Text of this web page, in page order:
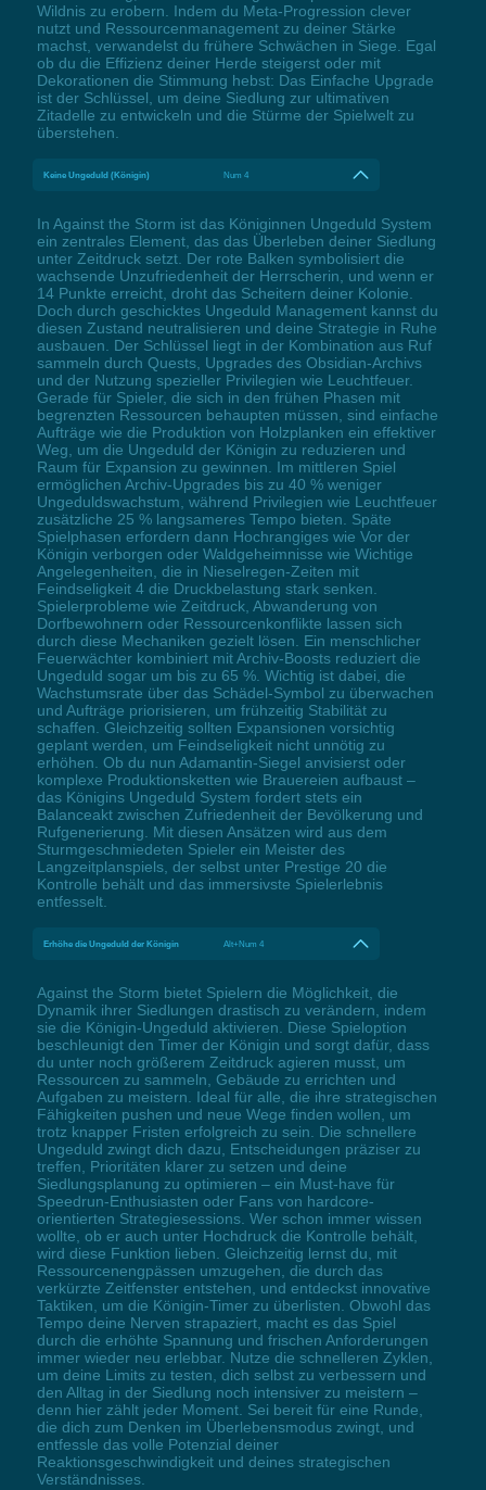
Wildnis zu erobern. Indem du Meta-Progression clever
nutzt und Ressourcenmanagement zu deiner Stärke
machst, verwandelst du frühere Schwächen in Siege. Egal
ob du die Effizienz deiner Herde steigerst oder mit
Dekorationen die Stimmung hebst: Das Einfache Upgrade
ist der Schlüssel, um deine Siedlung zur ultimativen
Zitadelle zu entwickeln und die Stürme der Spielwelt zu
überstehen.
Keine Ungeduld (Königin) Num 4
In Against the Storm ist das Königinnen Ungeduld System
ein zentrales Element, das das Überleben deiner Siedlung
unter Zeitdruck setzt. Der rote Balken symbolisiert die
wachsende Unzufriedenheit der Herrscherin, und wenn er
14 Punkte erreicht, droht das Scheitern deiner Kolonie.
Doch durch geschicktes Ungeduld Management kannst du
diesen Zustand neutralisieren und deine Strategie in Ruhe
ausbauen. Der Schlüssel liegt in der Kombination aus Ruf
sammeln durch Quests, Upgrades des Obsidian-Archivs
und der Nutzung spezieller Privilegien wie Leuchtfeuer.
Gerade für Spieler, die sich in den frühen Phasen mit
begrenzten Ressourcen behaupten müssen, sind einfache
Aufträge wie die Produktion von Holzplanken ein effektiver
Weg, um die Ungeduld der Königin zu reduzieren und
Raum für Expansion zu gewinnen. Im mittleren Spiel
ermöglichen Archiv-Upgrades bis zu 40 % weniger
Ungeduldswachstum, während Privilegien wie Leuchtfeuer
zusätzliche 25 % langsameres Tempo bieten. Späte
Spielphasen erfordern dann Hochrangiges wie Vor der
Königin verborgen oder Waldgeheimnisse wie Wichtige
Angelegenheiten, die in Nieselregen-Zeiten mit
Feindseligkeit 4 die Druckbelastung stark senken.
Spielerprobleme wie Zeitdruck, Abwanderung von
Dorfbewohnern oder Ressourcenkonflikte lassen sich
durch diese Mechaniken gezielt lösen. Ein menschlicher
Feuerwächter kombiniert mit Archiv-Boosts reduziert die
Ungeduld sogar um bis zu 65 %. Wichtig ist dabei, die
Wachstumsrate über das Schädel-Symbol zu überwachen
und Aufträge priorisieren, um frühzeitig Stabilität zu
schaffen. Gleichzeitig sollten Expansionen vorsichtig
geplant werden, um Feindseligkeit nicht unnötig zu
erhöhen. Ob du nun Adamantin-Siegel anvisierst oder
komplexe Produktionsketten wie Brauereien aufbaust –
das Königins Ungeduld System fordert stets ein
Balanceakt zwischen Zufriedenheit der Bevölkerung und
Rufgenerierung. Mit diesen Ansätzen wird aus dem
Sturmgeschmiedeten Spieler ein Meister des
Langzeitplanspiels, der selbst unter Prestige 20 die
Kontrolle behält und das immersivste Spielerlebnis
entfesselt.
Erhöhe die Ungeduld der Königin Alt+Num 4
Against the Storm bietet Spielern die Möglichkeit, die
Dynamik ihrer Siedlungen drastisch zu verändern, indem
sie die Königin-Ungeduld aktivieren. Diese Spieloption
beschleunigt den Timer der Königin und sorgt dafür, dass
du unter noch größerem Zeitdruck agieren musst, um
Ressourcen zu sammeln, Gebäude zu errichten und
Aufgaben zu meistern. Ideal für alle, die ihre strategischen
Fähigkeiten pushen und neue Wege finden wollen, um
trotz knapper Fristen erfolgreich zu sein. Die schnellere
Ungeduld zwingt dich dazu, Entscheidungen präziser zu
treffen, Prioritäten klarer zu setzen und deine
Siedlungsplanung zu optimieren – ein Must-have für
Speedrun-Enthusiasten oder Fans von hardcore-
orientierten Strategiesessions. Wer schon immer wissen
wollte, ob er auch unter Hochdruck die Kontrolle behält,
wird diese Funktion lieben. Gleichzeitig lernst du, mit
Ressourcenengpässen umzugehen, die durch das
verkürzte Zeitfenster entstehen, und entdeckst innovative
Taktiken, um die Königin-Timer zu überlisten. Obwohl das
Tempo deine Nerven strapaziert, macht es das Spiel
durch die erhöhte Spannung und frischen Anforderungen
immer wieder neu erlebbar. Nutze die schnelleren Zyklen,
um deine Limits zu testen, dich selbst zu verbessern und
den Alltag in der Siedlung noch intensiver zu meistern –
denn hier zählt jeder Moment. Sei bereit für eine Runde,
die dich zum Denken im Überlebensmodus zwingt, und
entfessle das volle Potenzial deiner
Reaktionsgeschwindigkeit und deines strategischen
Verständnisses.